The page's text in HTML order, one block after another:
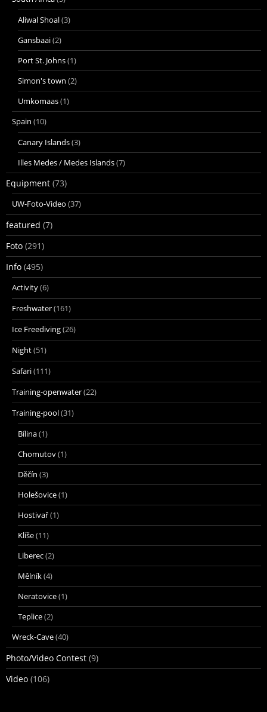
Aliwal Shoal(3)
Gansbaai(2)
Port St. Johns(1)
Simon's town (2)
Umkomaas(1)
Spain (10)
Canary Islands(3)
Illes Medes / Medes Islands(7)
Equipment (73)
UW-Foto-Video (37)
featured (7)
Foto (291)
Info (495)
Activity(6)
Freshwater(161)
Ice Freediving(26)
Night(51)
Safari(111)
Training-openwater(22)
Training-pool(31)
Bílina(1)
Chomutov(1)
Děčín (3)
Holešovice(1)
Hostivař(1)
Klíše(11)
Liberec(2)
Mělník(4)
Neratovice(1)
Teplice(2)
Wreck-Cave(40)
Photo/Video Contest (9)
Video (106)